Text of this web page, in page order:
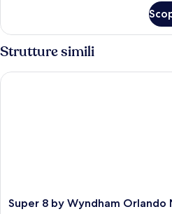
disabili
Standard,
accessibile
ai
disabili
Strutture simili
Super
Super 8 by Wyndham Orlando
Super 8 by Wyndham Orlando